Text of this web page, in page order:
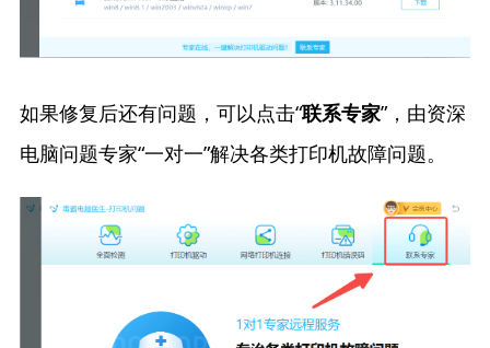
如果修复后还有问题，可以点击“联系专家”，由资深
电脑问题专家“一对一”解决各类打印机故障问题。